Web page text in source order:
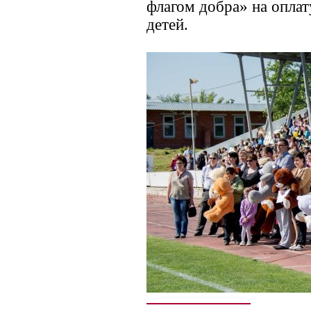
флагом добра» на
детей.